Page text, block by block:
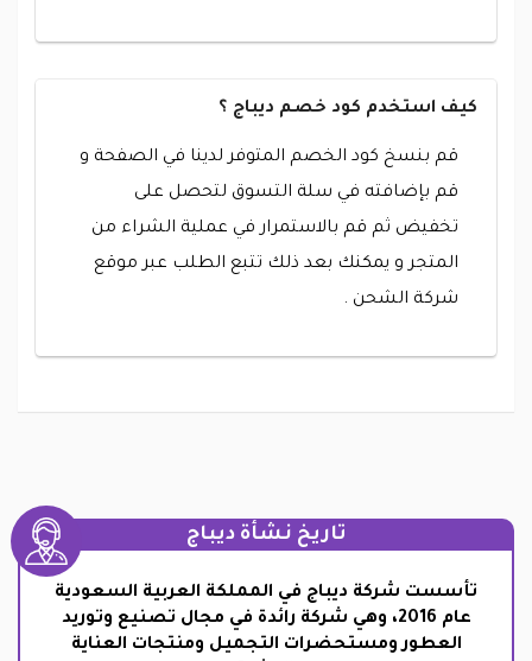
كيف استخدم كود خصم ديباج ؟
قم بنسخ كود الخصم المتوفر لدينا في الصفحة و
قم بإضافته في سلة التسوق لتحصل على
تخفيض ثم قم بالاستمرار في عملية الشراء من
المتجر و يمكنك بعد ذلك تتبع الطلب عبر موقع
شركة الشحن .
تاريخ نشأة ديباج
تأسست شركة ديباج في المملكة العربية السعودية
عام 2016، وهي شركة رائدة في مجال تصنيع وتوريد
العطور ومستحضرات التجميل ومنتجات العناية